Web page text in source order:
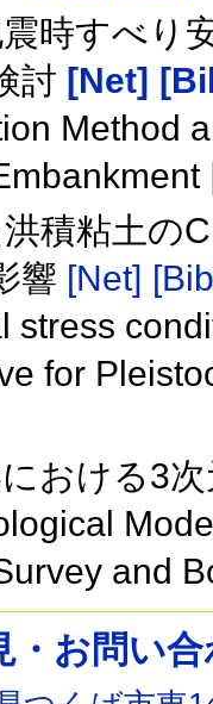
時すべり
討 [Net]
Method
積粘土の
響 [Net]
stress
for
おける3
and
・お問い